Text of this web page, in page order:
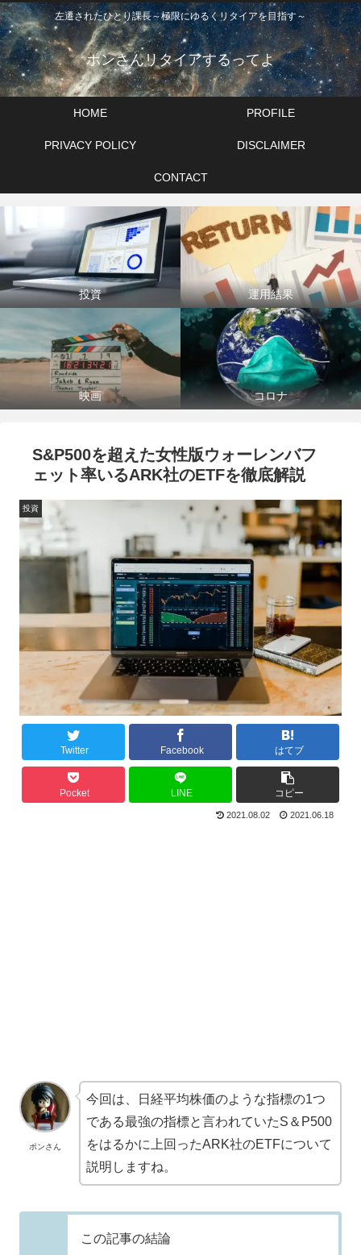
左遷されたひとり課長～極限にゆるくリタイアを目指す～
ポンさんリタイアするってよ
HOME PROFILE
PRIVACY POLICY DISCLAIMER
CONTACT
投資 運用結果
映画 コロナ
S&P500を超えた女性版ウォーレンバフ
ェット率いるARK社のETFを徹底解説
投資
Twitter Facebook はてブ
Pocket LINE コピー
2021.08.02 2021.06.18
ポンさん
今回は、日経平均株価のような指標の1つ
である最強の指標と言われていたS＆P500
をはるかに上回ったARK社のETFについて
説明しますね。
この記事の結論